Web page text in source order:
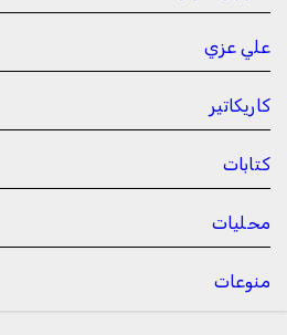
علي عزي
كاريكاتير
كتابات
محليات
منوعات